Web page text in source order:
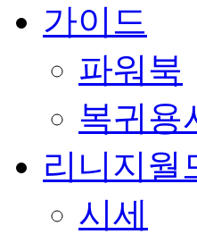
가이드
파워북
복귀용
리니지월
시세